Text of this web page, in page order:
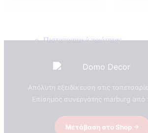
Πιστοποιητικά ποιότητας
Η Εταιρεια
Απόλυτη εξειδίκευση στις
Επίσημος συνεργάτης marburg από
Μετάβαση στο Shop